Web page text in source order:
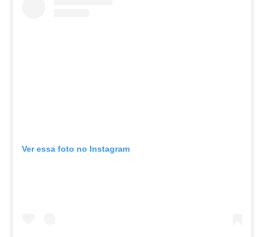
Ver essa foto no Instagram